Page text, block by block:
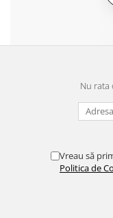
Nu
Vreau să
Politica de